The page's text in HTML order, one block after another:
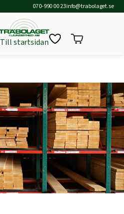
070-990 00 23info@trabolaget.se
Till startsidan